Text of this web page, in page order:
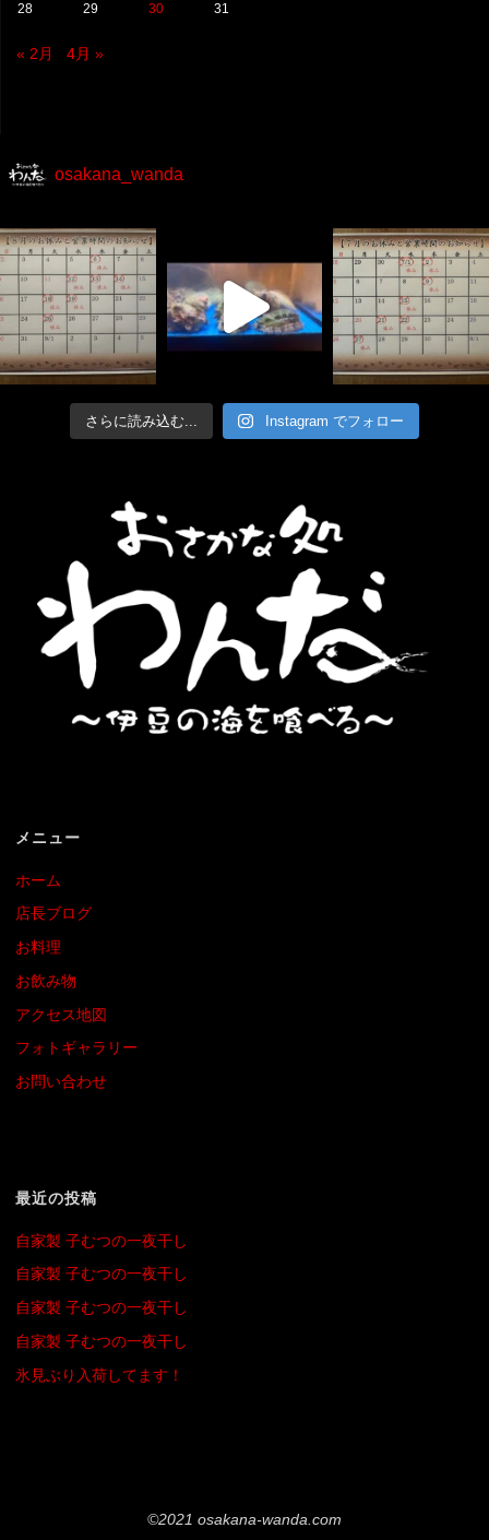
28
29 30 31
« 2月 4月 »
osakana_wanda
さらに読み込む... Instagram でフォロー
メニュー
ホーム
店長ブログ
お料理
お飲み物
アクセス地図
フォトギャラリー
お問い合わせ
最近の投稿
自家製 子むつの一夜干し
自家製 子むつの一夜干し
自家製 子むつの一夜干し
自家製 子むつの一夜干し
氷見ぶり入荷してます！
©2021 osakana-wanda.com